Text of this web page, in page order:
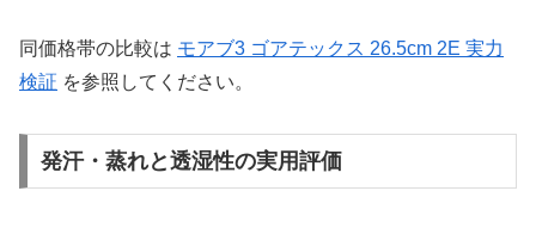
同価格帯の比較は モアブ3 ゴアテックス 26.5cm 2E 実力
検証 を参照してください。
発汗・蒸れと透湿性の実用評価